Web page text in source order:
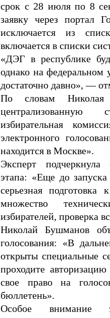
срок с 28 июля по 8
заявку через портал
исключается из
включается в списки
«ДЭГ в республике
однако на федеральном
достаточно давно», —
По словам Николая
централизованную
избирательная
электронного
находится в Москве».
Эксперт подчеркнула
этапа: «Еще до запуска
серьезная
множество
избирателей, проверка
Николай Бушманов
голосования: «В
открыты специальные
проходите авторизацию
свое право на
бюллетень».
Особое внимание